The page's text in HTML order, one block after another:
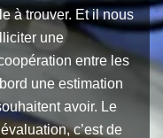
à trouver. Et il nous
une
entre les
une estimation
avoir. Le
c’est de